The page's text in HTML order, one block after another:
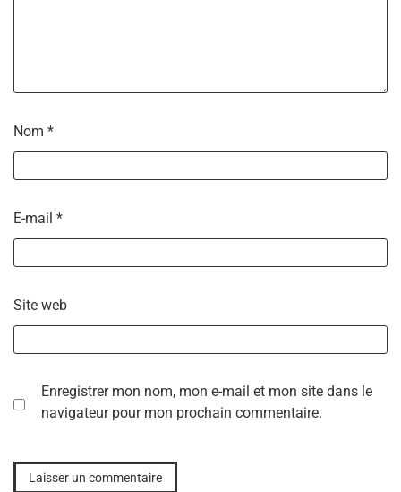
Nom *
E-mail *
Site web
Enregistrer mon nom, mon e-mail et mon site dans le
navigateur pour mon prochain commentaire.